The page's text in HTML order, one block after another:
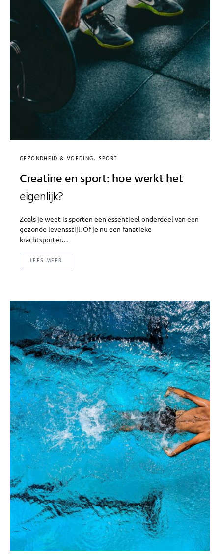
GEZONDHEID & VOEDING SPORT
Creatine en sport: hoe werkt het
eigenlijk?
Zoals je weet is sporten een essentieel onderdeel van een
gezonde levensstijl. Of je nu een fanatieke
krachtsporter…
LEES MEER